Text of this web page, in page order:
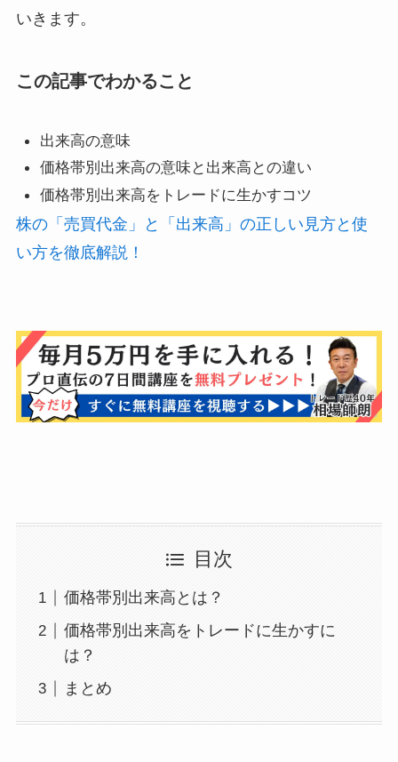
いきます。
この記事でわかること
出来高の意味
価格帯別出来高の意味と出来高との違い
価格帯別出来高をトレードに生かすコツ
株の「売買代金」と「出来高」の正しい見方と使
い方を徹底解説！
目次
価格帯別出来高とは？
価格帯別出来高をトレードに生かすに
は？
まとめ